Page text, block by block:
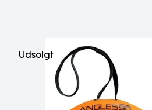
Udsolgt